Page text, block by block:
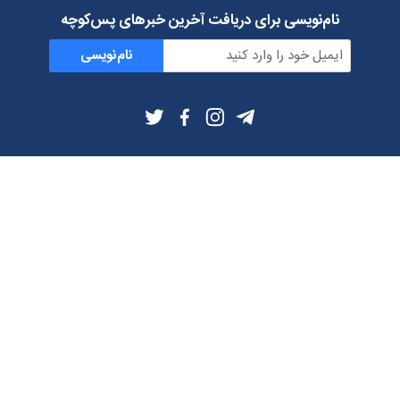
نام‌نویسی برای دریافت آخرین خبرهای پس‌کوچه
نام‌نویسی